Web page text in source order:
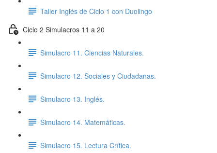
Taller Inglés de Ciclo 1 con Duolingo
Ciclo 2 Simulacros 11 a 20
Simulacro 11. Ciencias Naturales.
Simulacro 12. Sociales y Ciudadanas.
Simulacro 13. Inglés.
Simulacro 14. Matemáticas.
Simulacro 15. Lectura Crítica.